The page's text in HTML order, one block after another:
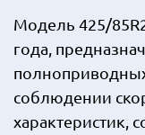
Модель 425/
года,
соблюдении
характеристик,